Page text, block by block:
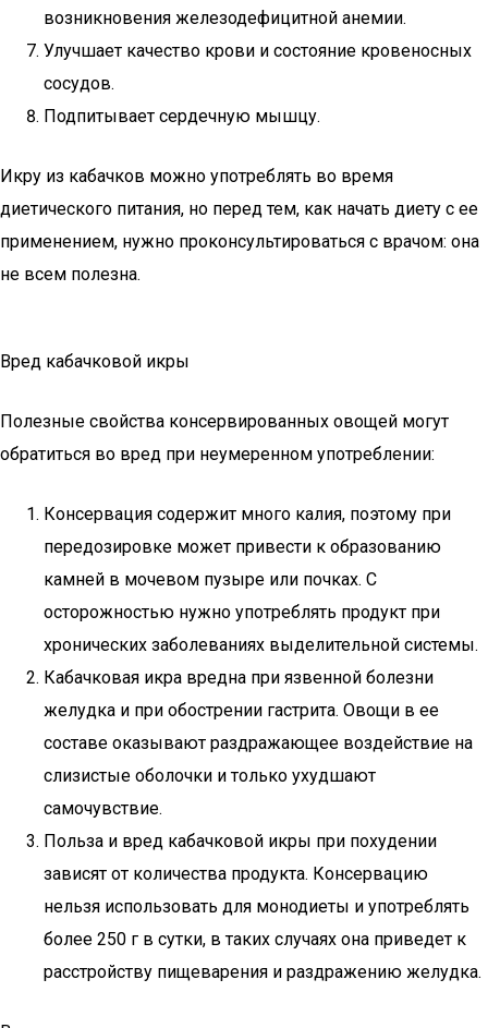
возникновения железодефицитной анемии.
Улучшает качество крови и состояние кровеносных
сосудов.
Подпитывает сердечную мышцу.
Икру из кабачков можно употреблять во время
диетического питания, но перед тем, как начать диету с ее
применением, нужно проконсультироваться с врачом: она
не всем полезна.
Вред кабачковой икры
Полезные свойства консервированных овощей могут
обратиться во вред при неумеренном употреблении:
Консервация содержит много калия, поэтому при
передозировке может привести к образованию
камней в мочевом пузыре или почках. С
осторожностью нужно употреблять продукт при
хронических заболеваниях выделительной системы.
Кабачковая икра вредна при язвенной болезни
желудка и при обострении гастрита. Овощи в ее
составе оказывают раздражающее воздействие на
слизистые оболочки и только ухудшают
самочувствие.
Польза и вред кабачковой икры при похудении
зависят от количества продукта. Консервацию
нельзя использовать для монодиеты и употреблять
более 250 г в сутки, в таких случаях она приведет к
расстройству пищеварения и раздражению желудка.